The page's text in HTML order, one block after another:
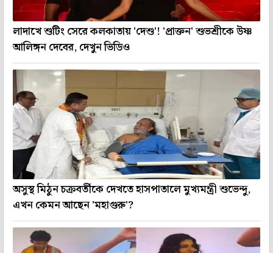
লাদাখে শুটিং সেরে কলকাতায় 'দেশু'! 'প্রাক্তন' শুভশ্রীকে উষ্ণ
আলিঙ্গন দেবের, দেখুন ভিডিও
অসুস্থ মিঠুন চক্রবর্তীকে দেখতে হাসপাতালে মুখ্যমন্ত্রী শুভেন্দু,
এখন কেমন আছেন 'মহাগুরু'?